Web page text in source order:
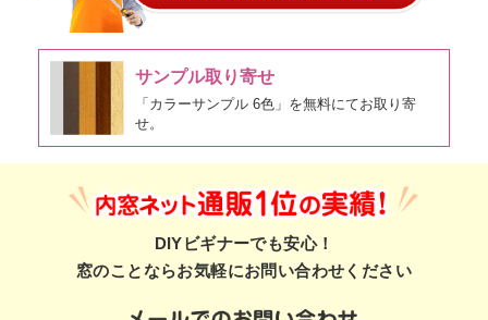
サンプル取り寄せ
「カラーサンプル 6色」を無料にてお取り寄
せ。
DIYビギナーでも安心！
窓のことならお気軽にお問い合わせください